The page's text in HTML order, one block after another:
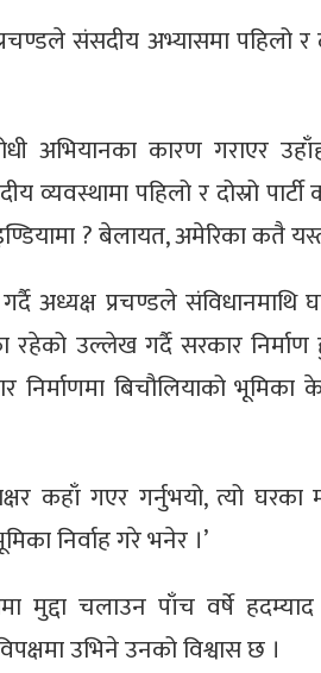
संसदीय अभ्यासमा पहिलो र
अभियानका कारण गराएर
पहिलो र दोस्रो
? बेलायत, अमेरिका कतै
अध्यक्ष प्रचण्डले संविधानमाथि
रहेको उल्लेख गर्दै सरकार निर्माण
बिचौलियाको
कहाँ गएर गर्नुभयो, त्यो घरका
निर्वाह गरे भनेर ।’
मुद्दा चलाउन पाँच वर्षे
उभिने उनको विश्वास छ ।